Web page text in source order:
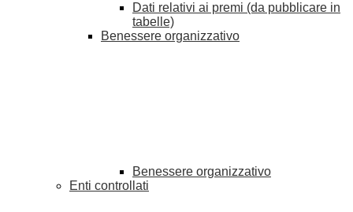
Dati relativi ai premi (da pubblicare in
tabelle)
Benessere organizzativo
Benessere organizzativo
Enti controllati